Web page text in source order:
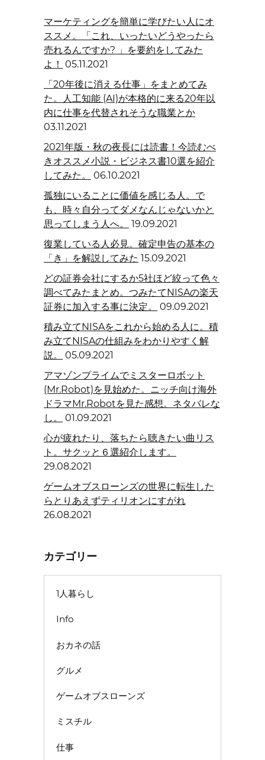
マーケティングを簡単に学びたい人にオ
ススメ。「これ、いったいどうやったら
売れるんですか? 」を要約をしてみた
よ！ 05.11.2021
「20年後に消える仕事」をまとめてみ
た。人工知能 (AI)が本格的に来る20年以
内に仕事を代替されそうな職業とか
03.11.2021
2021年版・秋の夜長には読書！今読むべ
きオススメ小説・ビジネス書10選を紹介
してみた。
06.10.2021
孤独にいることに価値を感じる人。で
も、時々自分ってダメなんじゃないかと
思ってしまう人へ。
19.09.2021
復業している人必見。確定申告の基本の
「き」を解説してみた 15.09.2021
どの証券会社にするか5社ほど絞って色々
調べてみたまとめ。つみたてNISAの楽天
証券に加入する事に決定。
09.09.2021
積み立てNISAをこれから始める人に。積
み立てNISAの仕組みをわかりやすく解
説。
05.09.2021
アマゾンプライムでミスターロボット
(Mr.Robot)を見始めた。ニッチ向け海外
ドラマMr.Robotを見た感想。ネタバレな
し。
01.09.2021
心が疲れたり、落ちたら聴きたい曲リス
ト。サクッと６選紹介します。
29.08.2021
ゲームオブスローンズの世界に転生した
らとりあえずティリオンにすがれ
26.08.2021
カテゴリー
1人暮らし
Info
おカネの話
グルメ
ゲームオブスローンズ
ミスチル
仕事